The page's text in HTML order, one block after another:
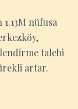
nüfusa
talebi
artar.